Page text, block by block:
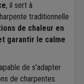
, il sert à
traditionnelle
de chaleur en
garantir le calme
de s'adapter
de charpentes.